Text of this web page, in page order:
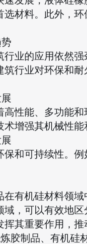
材料。此外，
业的应用依然
行业对环保和
高性能、多功能
增强其机械性能
保和可持续性。
在有机硅材料领
域，可以有效地
其重要作用，推
胶制品、有机硅